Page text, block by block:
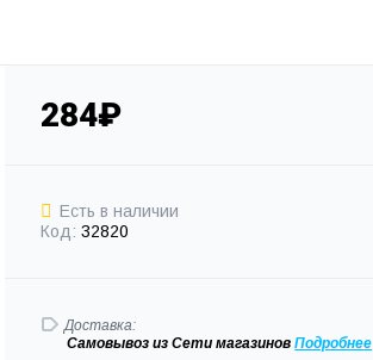
284₽
Есть в наличии
Код: 32820
Доставка:
Самовывозиз Сети магазиновПодробнее